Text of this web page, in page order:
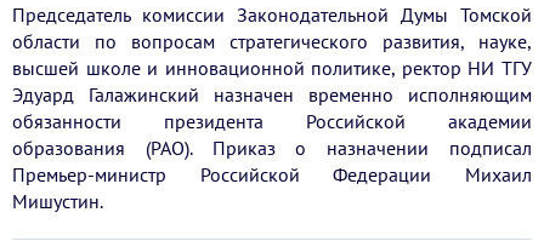
Председатель комиссии Законодательной Думы Томской
области по вопросам стратегического развития, науке,
высшей школе и инновационной политике, ректор НИ ТГУ
Эдуард Галажинский назначен временно исполняющим
обязанности президента Российской академии
образования (РАО). Приказ о назначении подписал
Премьер-министр Российской Федерации Михаил
Мишустин.